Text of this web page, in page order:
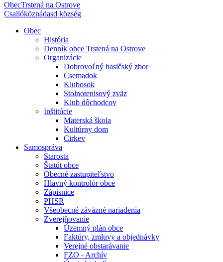
ObecTrstená na Ostrove
Csallóköznádasd község
Obec
História
Denník obce Trstená na Ostrove
Organizácie
Dobrovoľný hasičský zbor
Csemadok
Klubosok
Stolnotenisový zväz
Klub dôchodcov
Inštitúcie
Materská škola
Kultúrny dom
Cirkev
Samospráva
Starosta
Štatút obce
Obecné zastupiteľstvo
Hlavný kontrolór obce
Zápisnice
PHSR
Všeobecné záväzné nariadenia
Zverejňovanie
Územný plán obce
Faktúry, zmluvy a objednávky
Verejné obstarávanie
FZO - Archív